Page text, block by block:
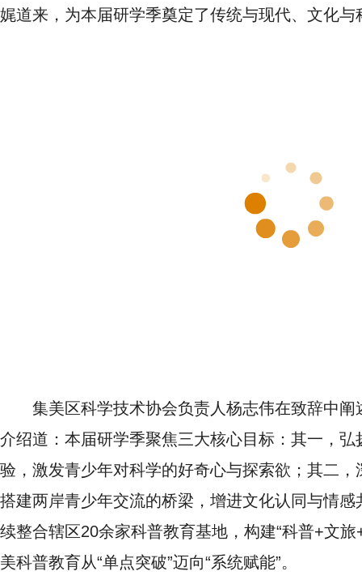
娓道来，为本届研学季奠定了传统与现代、文化与
集美区科学技术协会负责人杨志伟在致辞中
介绍道：本届研学季聚焦三大核心目标：其一，
验，激发青少年对科学的好奇心与探索欲；其二
搭建两岸青少年交流的桥梁，增进文化认同与情
续整合辖区20余家科普教育基地，构建“科普+文
美科普教育从“单点突破”迈向“系统赋能”。